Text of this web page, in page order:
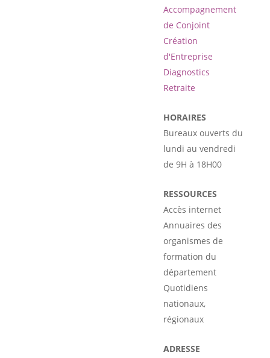
Accompagnement
de Conjoint
Création
d'Entreprise
Diagnostics
Retraite
HORAIRES
Bureaux ouverts du
lundi au vendredi
de 9H à 18H00
RESSOURCES
Accès internet
Annuaires des
organismes de
formation du
département
Quotidiens
nationaux,
régionaux
ADRESSE